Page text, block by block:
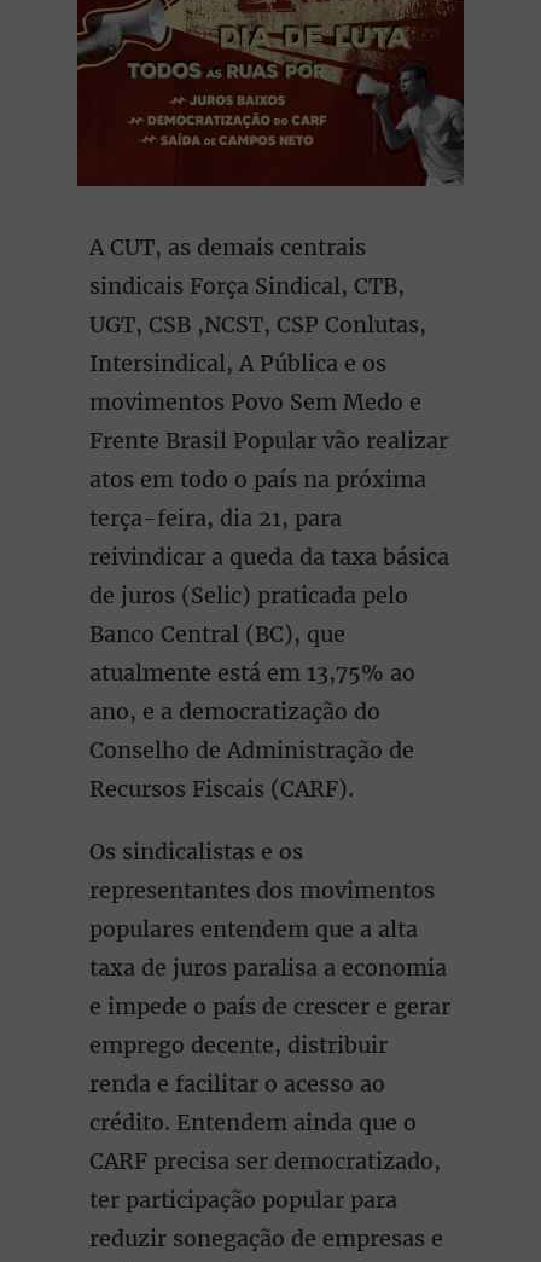
A CUT, as demais centrais
sindicais Força Sindical, CTB,
UGT, CSB ,NCST, CSP Conlutas,
Intersindical, A Pública e os
movimentos Povo Sem Medo e
Frente Brasil Popular vão realizar
atos em todo o país na próxima
terça-feira, dia 21, para
reivindicar a queda da taxa básica
de juros (Selic) praticada pelo
Banco Central (BC), que
atualmente está em 13,75% ao
ano, e a democratização do
Conselho de Administração de
Recursos Fiscais (CARF).
Os sindicalistas e os
representantes dos movimentos
populares entendem que a alta
taxa de juros paralisa a economia
e impede o país de crescer e gerar
emprego decente, distribuir
renda e facilitar o acesso ao
crédito. Entendem ainda que o
CARF precisa ser democratizado,
ter participação popular para
reduzir sonegação de empresas e